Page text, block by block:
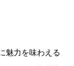
魅力を味わえる